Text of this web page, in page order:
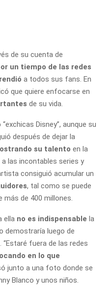
de su cuenta de
un tiempo de las redes
a todos sus fans. En
que quiere enfocarse en
de su vida.
Disney”, aunque su
después de dejar la
su talento en la
las incontables series y
consiguió acumular un
, tal como se puede
más de 400 millones.
ella no es indispensable la
demostraría luego de
“Estaré fuera de las redes
en lo que
junto a una foto donde se
Blanco y unos niños.